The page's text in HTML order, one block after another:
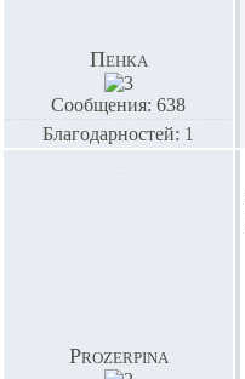
Пенка
Сообщения: 638
Благодарностей: 1
Prozerpina